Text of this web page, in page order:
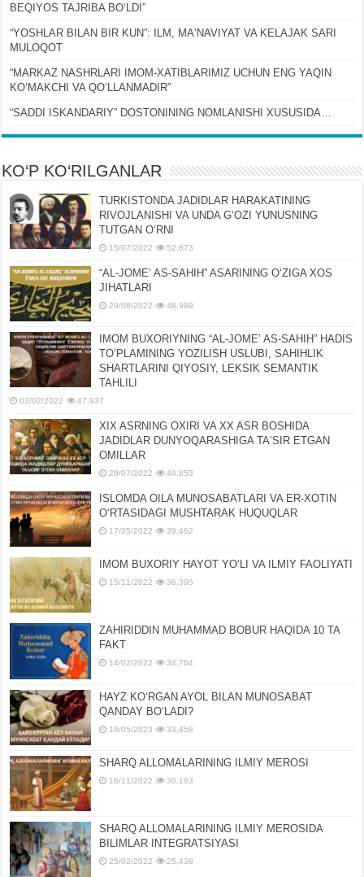
BEQIYOS TAJRIBA BOʻLDI”
“YOSHLAR BILAN BIR KUN”: ILM, MAʼNAVIYAT VA KELAJAK SARI
MULOQOT
“MARKAZ NASHRLARI IMOM-XATIBLARIMIZ UCHUN ENG YAQIN
KOʻMAKCHI VA QOʻLLANMADIR”
“SADDI ISKANDARIY” DOSTONINING NOMLANISHI XUSUSIDA…
KO‘P KO‘RILGANLAR
TURKISTONDA JADIDLAR HARAKATINING
RIVOJLANISHI VA UNDA GʻOZI YUNUSNING
TUTGAN OʻRNI
15/07/2022 52,873
“AL-JOMEʼ AS-SAHIH” ASARINING OʻZIGA XOS
JIHATLARI
29/08/2022 48,999
IMOM BUXORIYNING “AL-JOMEʼ AS-SAHIH” HADIS
TOʻPLAMINING YOZILISH USLUBI, SAHIHLIK
SHARTLARINI QIYOSIY, LЕKSIK SЕMANTIK
TAHLILI
03/02/2022 47,937
XIX ASRNING OXIRI VA XX ASR BOSHIDA
JADIDLAR DUNYOQARASHIGA TAʼSIR ETGAN
OMILLAR
29/07/2022 40,853
ISLOMDA OILA MUNOSABATLARI VA ER-XOTIN
OʻRTASIDAGI MUSHTARAK HUQUQLAR
17/05/2022 39,462
IMOM BUXORIY HAYOT YOʻLI VA ILMIY FAOLIYATI
15/11/2022 36,395
ZAHIRIDDIN MUHAMMAD BOBUR HAQIDA 10 TA
FAKT
14/02/2022 34,764
HAYZ KOʻRGAN AYOL BILAN MUNOSABAT
QANDAY BOʻLADI?
18/05/2023 33,458
SHARQ ALLOMALARINING ILMIY MEROSI
16/11/2022 30,183
SHARQ ALLOMALARINING ILMIY MЕROSIDA
BILIMLAR INTЕGRATSIYASI
25/02/2022 25,438